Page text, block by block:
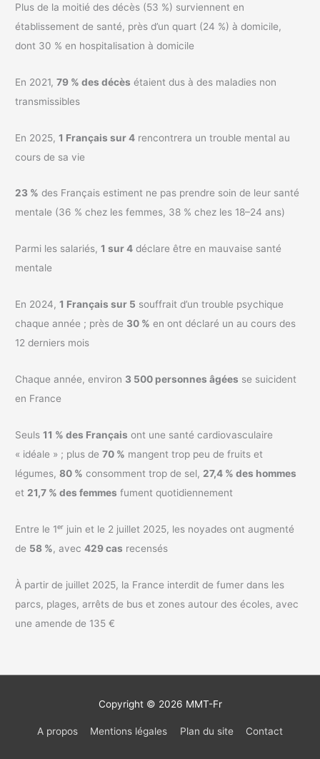
Plus de la moitié des décès (53 %) surviennent en
établissement de santé, près d’un quart (24 %) à domicile,
dont 30 % en hospitalisation à domicile
En 2021,79 % des décès étaient dus à des maladies non
transmissibles
En 2025,1 Français sur 4 rencontrera un trouble mental au
cours de sa vie
23 % des Français estiment ne pas prendre soin de leur santé
mentale (36 % chez les femmes, 38 % chez les 18–24 ans)
Parmi les salariés,1 sur 4 déclare être en mauvaise santé
mentale
En 2024,1 Français sur 5 souffrait d’un trouble psychique
chaque année ; près de 30 % en ont déclaré un au cours des
12 derniers mois
Chaque année, environ 3 500 personnes âgées se suicident
en France
Seuls11 % des Français ont une santé cardiovasculaire
« idéale » ; plus de70 % mangent trop peu de fruits et
légumes,80 % consomment trop de sel, 27,4 % des hommes
et 21,7 % des femmes fument quotidiennement
Entre le 1ᵉʳ juin et le 2 juillet 2025, les noyades ont augmenté
de 58 %, avec429 cas recensés
À partir de juillet 2025, la France interdit de fumer dans les
parcs, plages, arrêts de bus et zones autour des écoles, avec
une amende de 135 €
Copyright © 2026 MMT-Fr
A propos Mentions légales Plan du site Contact